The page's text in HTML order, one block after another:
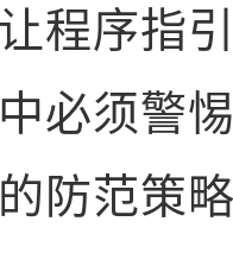
让程序指
必须警
防范策